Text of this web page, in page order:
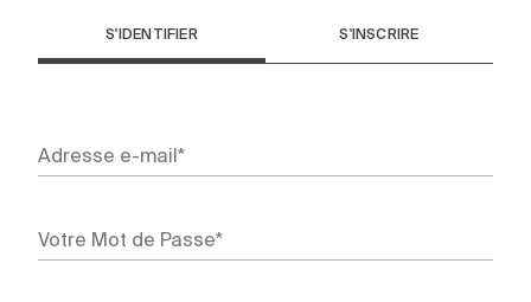
S'IDENTIFIER S'INSCRIRE